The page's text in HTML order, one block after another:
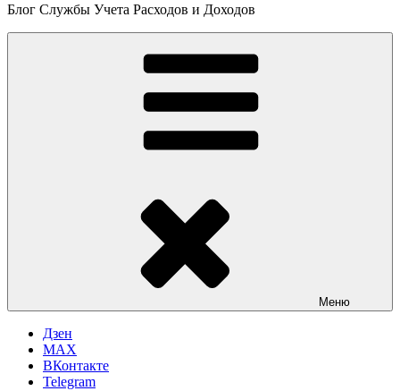
Блог Службы Учета Расходов и Доходов
Меню
Дзен
MAX
ВКонтакте
Telegram